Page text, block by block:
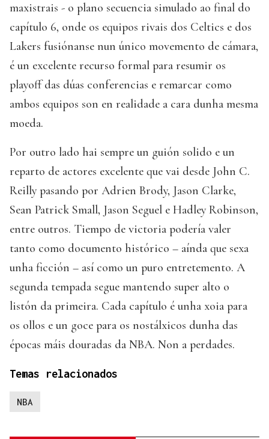
maxistrais - o plano secuencia simulado ao final do
capítulo 6, onde os equipos rivais dos Celtics e dos
Lakers fusiónanse nun único movemento de cámara,
é un excelente recurso formal para resumir os
playoff das dúas conferencias e remarcar como
ambos equipos son en realidade a cara dunha mesma
moeda.
Por outro lado hai sempre un guión solido e un
reparto de actores excelente que vai desde John C.
Reilly pasando por Adrien Brody, Jason Clarke,
Sean Patrick Small, Jason Seguel e Hadley Robinson,
entre outros. Tiempo de victoria podería valer
tanto como documento histórico – aínda que sexa
unha ficción – así como un puro entretemento. A
segunda tempada segue mantendo super alto o
listón da primeira. Cada capítulo é unha xoia para
os ollos e un goce para os nostálxicos dunha das
épocas máis douradas da NBA. Non a perdades.
Temas relacionados
NBA